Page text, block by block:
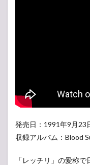
発売日：1991年9月23
収録アルバム：Blood
「レッチリ」の愛称